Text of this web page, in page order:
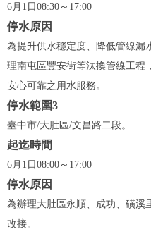
6月1日08:30～17:00
停水原因
為提升供水穩定度、降低管線漏
理南屯區豐安街等汰換管線工程
安心可靠之用水服務。
停水範圍3
臺中市/大肚區/文昌路二段。
起迄時間
6月1日08:00～17:00
停水原因
為辦理大肚區永順、成功、磺溪
改接。